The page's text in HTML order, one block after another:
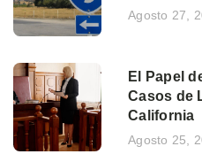
Agosto 27,
El Papel
Casos de
California
Agosto 25,